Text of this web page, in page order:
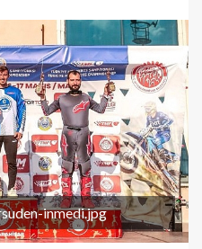
inmedi.jpg